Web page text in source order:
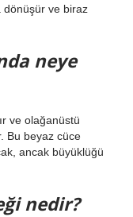
dönüşür ve biraz
neye
ve olağanüstü
Bu beyaz cüce
ancak büyüklüğü
nedir?